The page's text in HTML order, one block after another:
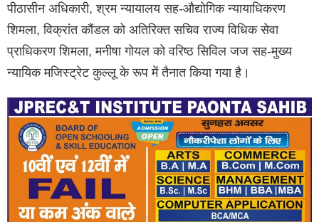
पीठासीन अधिकारी, श्रम न्यायालय सह-औद्योगिक न्यायाधिकरण
शिमला, विक्रांत कौंडल को अतिरिक्त सचिव राज्य विधिक सेवा
प्राधिकरण शिमला, मनीषा गोयल को वरिष्ठ सिविल जज सह-मुख्य
न्यायिक मजिस्ट्रेट कुल्लू के रूप में तैनात किया गया है।